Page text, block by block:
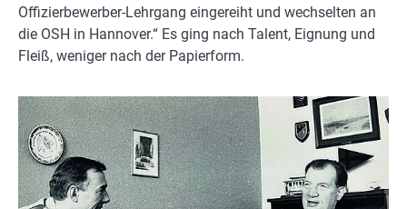
Offizierbewerber-Lehrgang eingereiht und wechselten an
die OSH in Hannover.“ Es ging nach Talent, Eignung und
Fleiß, weniger nach der Papierform.